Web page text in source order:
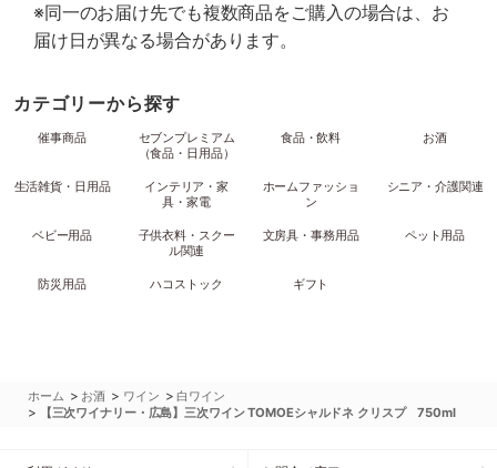
※同一のお届け先でも複数商品をご購入の場合は、お
届け日が異なる場合があります。
カテゴリーから探す
催事商品
セブンプレミアム
（食品・日用品）
食品・飲料 お酒
生活雑貨・日用品
インテリア・家
具・家電
ホームファッショ
ン
シニア・介護関連
ベビー用品
子供衣料・スクー
ル関連
文房具・事務用品 ペット用品
防災用品 ハコストック ギフト
ホーム > お酒 > ワイン >白ワイン
> 【三次ワイナリー・広島】三次ワイン TOMOEシャルドネ クリスプ 750ml